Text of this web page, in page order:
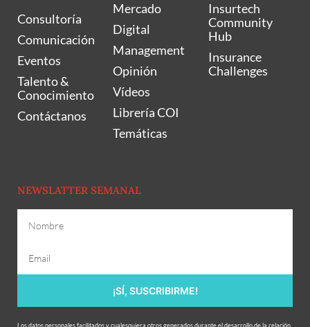
Consultoría
Comunicación
Eventos
Talento &
Conocimiento
Contáctanos
Mercado
Digital
Management
Opinión
Vídeos
Librería COI
Temáticas
Insurtech
Community
Hub
Insurance
Challenges
NEWSLATTER SEMANAL
¡SÍ, SUSCRIBIRME!
Los datos personales facilitados y cualesquiera otros generados durante el desarrollo de la relación